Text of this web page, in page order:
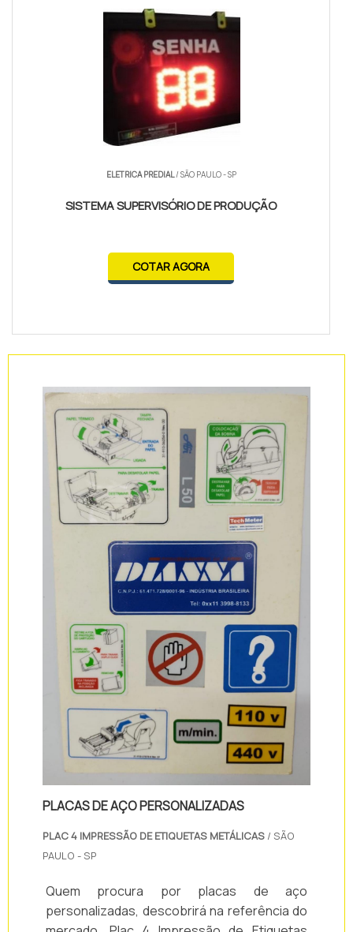
ELETRICA PREDIAL/ SÃO PAULO - SP
SISTEMA SUPERVISÓRIO DE PRODUÇÃO
COTAR AGORA
PLACAS DE AÇO PERSONALIZADAS
PLAC 4 IMPRESSÃO DE ETIQUETAS METÁLICAS / SÃO
PAULO - SP
Quem procura por placas de aço
personalizadas, descobrirá na referência do